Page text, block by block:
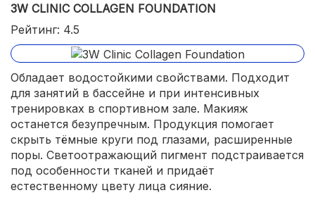
3W CLINIC COLLAGEN FOUNDATION
Рейтинг: 4.5
Обладает водостойкими свойствами. Подходит
для занятий в бассейне и при интенсивных
тренировках в спортивном зале. Макияж
останется безупречным. Продукция помогает
скрыть тёмные круги под глазами, расширенные
поры. Светоотражающий пигмент подстраивается
под особенности тканей и придаёт
естественному цвету лица сияние.